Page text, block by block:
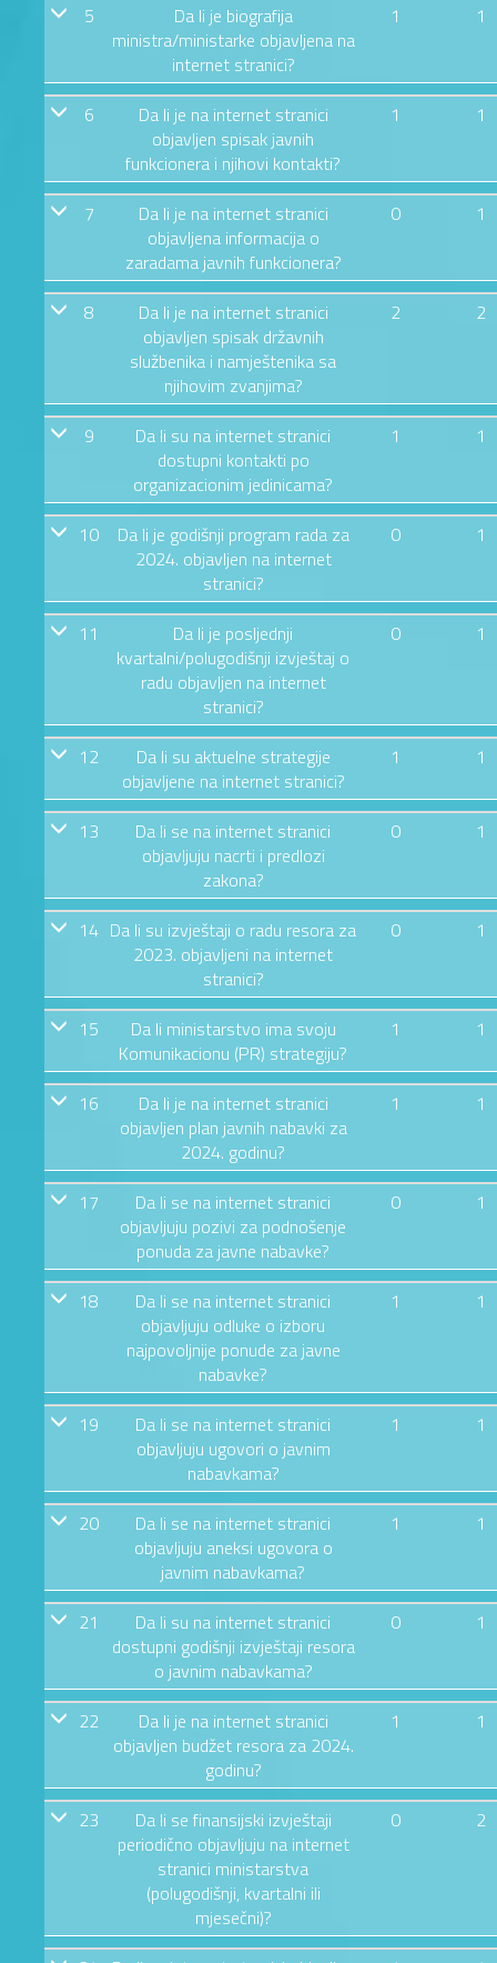
5
Da li je biografija
ministra/ministarke objavljena na
internet stranici?
1 1
6
Da li je na internet stranici
objavljen spisak javnih
funkcionera i njihovi kontakti?
1 1
7
Da li je na internet stranici
objavljena informacija o
zaradama javnih funkcionera?
0 1
8
Da li je na internet stranici
objavljen spisak državnih
službenika i namještenika sa
njihovim zvanjima?
2 2
9
Da li su na internet stranici
dostupni kontakti po
organizacionim jedinicama?
1 1
10
Da li je godišnji program rada za
2024. objavljen na internet
stranici?
0 1
11
Da li je posljednji
kvartalni/polugodišnji izvještaj o
radu objavljen na internet
stranici?
0 1
12
Da li su aktuelne strategije
objavljene na internet stranici?
1 1
13
Da li se na internet stranici
objavljuju nacrti i predlozi
zakona?
0 1
14 Da li su izvještaji o radu resora za
2023. objavljeni na internet
stranici?
0 1
15
Da li ministarstvo ima svoju
Komunikacionu (PR) strategiju?
1 1
16
Da li je na internet stranici
objavljen plan javnih nabavki za
2024. godinu?
1 1
17
Da li se na internet stranici
objavljuju pozivi za podnošenje
ponuda za javne nabavke?
0 1
18
Da li se na internet stranici
objavljuju odluke o izboru
najpovoljnije ponude za javne
nabavke?
1 1
19
Da li se na internet stranici
objavljuju ugovori o javnim
nabavkama?
1 1
20
Da li se na internet stranici
objavljuju aneksi ugovora o
javnim nabavkama?
1 1
21
Da li su na internet stranici
dostupni godišnji izvještaji resora
o javnim nabavkama?
0 1
22
Da li je na internet stranici
objavljen budžet resora za 2024.
godinu?
1 1
23
Da li se finansijski izvještaji
periodično objavljuju na internet
stranici ministarstva
(polugodišnji, kvartalni ili
mjesečni)?
0 2